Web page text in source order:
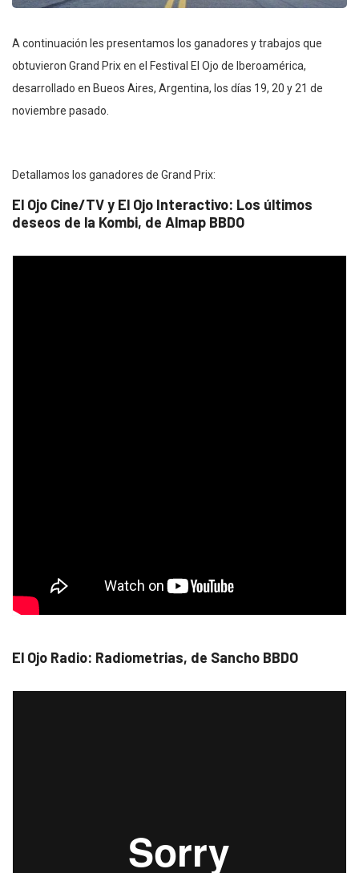
A continuación les presentamos los ganadores y trabajos que
obtuvieron Grand Prix en el Festival El Ojo de Iberoamérica,
desarrollado en Bueos Aires, Argentina, los días 19, 20 y 21 de
noviembre pasado.
Detallamos los ganadores de Grand Prix:
El Ojo Cine/TV y El Ojo Interactivo: Los últimos
deseos de la Kombi, de Almap BBDO
El Ojo Radio: Radiometrias, de Sancho BBDO